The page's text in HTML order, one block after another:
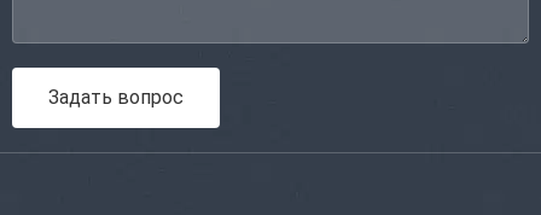
Задать вопрос